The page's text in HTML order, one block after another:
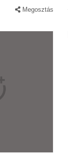
Megosztás